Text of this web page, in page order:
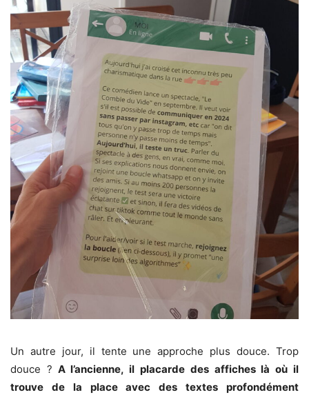
Un autre jour, il tente une approche plus douce. Trop
douce ? A l’ancienne, il placarde des affiches là où il
trouve de la place avec des textes profondément